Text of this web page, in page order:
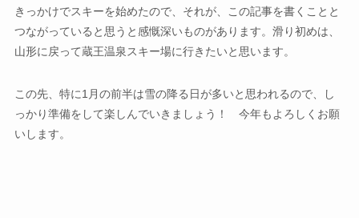
きっかけでスキーを始めたので、それが、この記事を書くことと
つながっていると思うと感慨深いものがあります。滑り初めは、
山形に戻って蔵王温泉スキー場に行きたいと思います。
この先、特に1月の前半は雪の降る日が多いと思われるので、し
っかり準備をして楽しんでいきましょう！ 今年もよろしくお願
いします。